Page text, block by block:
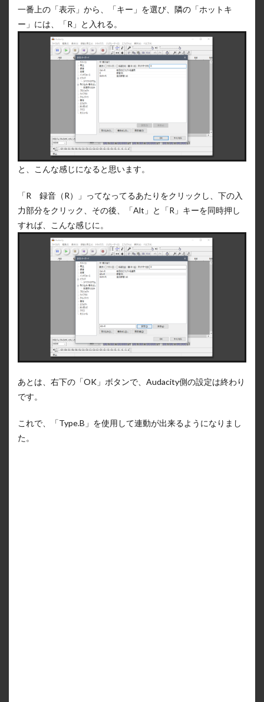
一番上の「表示」から、「キー」を選び、隣の「ホットキ
ー」には、「R」と入れる。
と、こんな感じになると思います。
「R 録音（R）」ってなってるあたりをクリックし、下の入
力部分をクリック、その後、「Alt」と「R」キーを同時押し
すれば、こんな感じに。
あとは、右下の「OK」ボタンで、Audacity側の設定は終わり
です。
これで、「Type.B」を使用して連動が出来るようになりまし
た。